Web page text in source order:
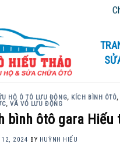
HỘ Ô TÔ LƯU ĐỘNG, KÍCH BÌNH ÔTÔ,
,VÁ VỎ LƯU ĐỘNG
bình ôtô gara Hiếu
12, 2024 BY HUỲNH HIẾU